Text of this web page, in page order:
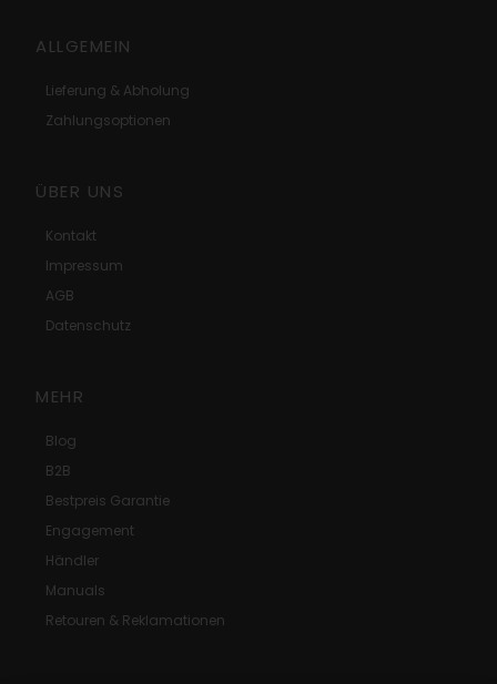
ALLGEMEIN
Lieferung & Abholung
Zahlungsoptionen
ÜBER UNS
Kontakt
Impressum
AGB
Datenschutz
MEHR
Blog
B2B
Bestpreis Garantie
Engagement
Händler
Manuals
Retouren & Reklamationen